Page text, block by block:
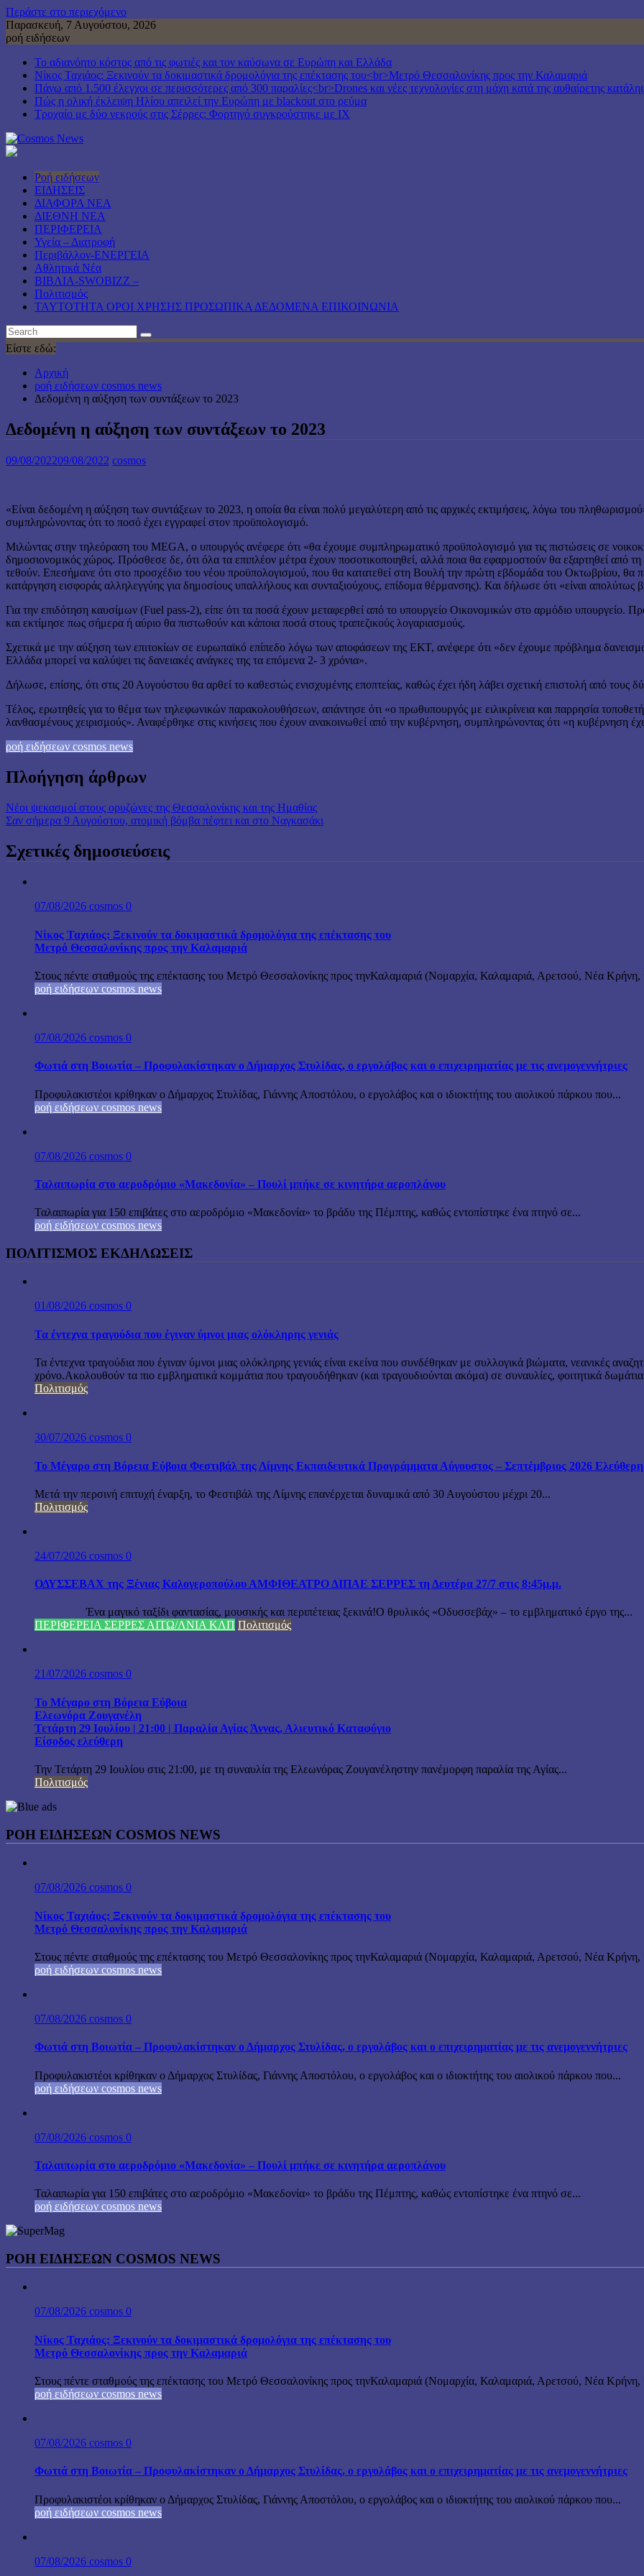
Περάστε στο περιεχόμενο
Παρασκευή, 7 Αυγούστου, 2026
ροή ειδήσεων
Το αδιανόητο κόστος από τις φωτιές και τον καύσωνα σε Ευρώπη και Ελλάδα
Νίκος Ταχιάος: Ξεκινούν τα δοκιμαστικά δρομολόγια της επέκτασης του<br>Μετρό Θεσσαλονίκης προς την Καλαμαριά
Πάνω από 1.500 έλεγχοι σε περισσότερες από 300 παραλίες<br>Drones και νέες τεχνολογίες στη μάχη κατά της αυθαίρετης
Πώς η ολική έκλειψη Ηλίου απειλεί την Ευρώπη με blackout στο ρεύμα
Τροχαίο με δύο νεκρούς στις Σέρρες: Φορτηγό συγκρούστηκε με ΙΧ
Ροή ειδήσεων
ΕΙΔΗΣΕΙΣ
ΔΙΑΦΟΡΑ ΝΕΑ
ΔΙΕΘΝΗ ΝΕΑ
ΠΕΡΙΦΕΡΕΙΑ
Υγεία – Διατροφή
Περιβάλλον-ΕΝΕΡΓΕΙΑ
Αθλητικά Νέα
ΒΙΒΛΙΑ-SWOBIZZ –
Πολιτισμός
TAYTOTHTA ΟΡΟΙ ΧΡΗΣΗΣ ΠΡΟΣΩΠΙΚΑ ΔΕΔΟΜΕΝΑ ΕΠΙΚΟΙΝΩΝΙΑ
Είστε εδώ:
Αρχική
ροή ειδήσεων cosmos news
Δεδομένη η αύξηση των συντάξεων το 2023
Δεδομένη η αύξηση των συντάξεων το 2023
09/08/202209/08/2022 cosmos
«Είναι δεδομένη η αύξηση των συντάξεων το 2023, η οποία θα είναι πολύ μεγαλύτερη από τις αρχικές εκτιμήσεις, λόγω του
συμπληρώνοντας ότι το ποσό έχει εγγραφεί στον προϋπολογισμό.
Μιλώντας στην τηλεόραση του MEGA, ο υπουργός ανέφερε ότι «θα έχουμε συμπληρωματικό προϋπολογισμό για τις πιστώσεις σε
δημοσιονομικός χώρος. Πρόσθεσε δε, ότι όλα τα επιπλέον μέτρα έχουν ποσοτικοποιηθεί, αλλά ποια θα εφαρμοστούν θα εξαρτηθεί από
τεθούν. Επεσήμανε ότι στο προσχέδιο του νέου προϋπολογισμού, που θα κατατεθεί στη Βουλή την πρώτη εβδομάδα του Οκτωβρίου, θα
κατάργηση εισφοράς αλληλεγγύης για δημοσίους υπαλλήλους και συνταξιούχους, επίδομα θέρμανσης). Και δήλωσε ότι «είναι απολύτως
Για την επιδότηση καυσίμων (Fuel pass-2), είπε ότι τα ποσά έχουν μεταφερθεί από το υπουργείο Οικονομικών στο αρμόδιο υπουργείο.
και εκτίμησε πως σήμερα ή αύριο θα πιστωθούν και κάποια ποσά στους τραπεζικούς λογαριασμούς.
Σχετικά με την αύξηση των επιτοκίων σε ευρωπαϊκό επίπεδο λόγω των αποφάσεων της ΕΚΤ, ανέφερε ότι «δεν έχουμε πρόβλημα
Ελλάδα μπορεί να καλύψει τις δανειακές ανάγκες της τα επόμενα 2- 3 χρόνια».
Δήλωσε, επίσης, ότι στις 20 Αυγούστου θα αρθεί το καθεστώς ενισχυμένης εποπτείας, καθώς έχει ήδη λάβει σχετική επιστολή από τους
Τέλος, ερωτηθείς για το θέμα των τηλεφωνικών παρακολουθήσεων, απάντησε ότι «ο πρωθυπουργός με ειλικρίνεια και παρρησία
λανθασμένους χειρισμούς». Αναφέρθηκε στις κινήσεις που έχουν ανακοινωθεί από την κυβέρνηση, συμπληρώνοντας ότι «η κυβέρνηση
ροή ειδήσεων cosmos news
Πλοήγηση άρθρων
Νέοι ψεκασμοί στους ορυζώνες της Θεσσαλονίκης και της Ημαθίας
Σαν σήμερα 9 Αυγούστου, ατομική βόμβα πέφτει και στο Ναγκασάκι
Σχετικές δημοσιεύσεις
07/08/2026 cosmos 0
Νίκος Ταχιάος: Ξεκινούν τα δοκιμαστικά δρομολόγια της επέκτασης του
Μετρό Θεσσαλονίκης προς την Καλαμαριά
Στους πέντε σταθμούς της επέκτασης του Μετρό Θεσσαλονίκης προς τηνΚαλαμαριά (Νομαρχία, Καλαμαριά, Αρετσού, Νέα Κρήνη,
ροή ειδήσεων cosmos news
07/08/2026 cosmos 0
Φωτιά στη Βοιωτία – Προφυλακίστηκαν ο Δήμαρχος Στυλίδας, ο εργολάβος και ο επιχειρηματίας με τις ανεμογεννήτριες
Προφυλακιστέοι κρίθηκαν ο Δήμαρχος Στυλίδας, Γιάννης Αποστόλου, ο εργολάβος και ο ιδιοκτήτης του αιολικού πάρκου που...
ροή ειδήσεων cosmos news
07/08/2026 cosmos 0
Ταλαιπωρία στο αεροδρόμιο «Μακεδονία» – Πουλί μπήκε σε κινητήρα αεροπλάνου
Ταλαιπωρία για 150 επιβάτες στο αεροδρόμιο «Μακεδονία» το βράδυ της Πέμπτης, καθώς εντοπίστηκε ένα πτηνό σε...
ροή ειδήσεων cosmos news
ΠΟΛΙΤΙΣΜΟΣ ΕΚΔΗΛΩΣΕΙΣ
01/08/2026 cosmos 0
Τα έντεχνα τραγούδια που έγιναν ύμνοι μιας ολόκληρης γενιάς
Τα έντεχνα τραγούδια που έγιναν ύμνοι μιας ολόκληρης γενιάς είναι εκείνα που συνδέθηκαν με συλλογικά βιώματα, νεανικές
χρόνο.Ακολουθούν τα πιο εμβληματικά κομμάτια που τραγουδήθηκαν (και τραγουδιούνται ακόμα) σε συναυλίες, φοιτητικά δωμάτια
Πολιτισμός
30/07/2026 cosmos 0
Το Μέγαρο στη Βόρεια Εύβοια Φεστιβάλ της Λίμνης Εκπαιδευτικά Προγράμματα Αύγουστος – Σεπτέμβριος 2026 Ελεύθερη
Μετά την περσινή επιτυχή έναρξη, το Φεστιβάλ της Λίμνης επανέρχεται δυναμικά από 30 Αυγούστου μέχρι 20...
Πολιτισμός
24/07/2026 cosmos 0
ΟΔΥΣΣΕΒΑΧ της Ξένιας Καλογεροπούλου ΑΜΦΙΘΕΑΤΡΟ ΔΙΠΑΕ ΣΕΡΡΕΣ τη Δευτέρα 27/7 στις 8:45μ.μ.
Ένα μαγικό ταξίδι φαντασίας, μουσικής και περιπέτειας ξεκινά!Ο θρυλικός «Οδυσσεβάχ» – το εμβληματικό έργο της...
ΠΕΡΙΦΕΡΕΙΑ ΣΕΡΡΕΣ ΑΙΤΩ/ΛΝΙΑ ΚΛΠ Πολιτισμός
21/07/2026 cosmos 0
Το Μέγαρο στη Βόρεια Εύβοια
Ελεωνόρα Ζουγανέλη
Τετάρτη 29 Ιουλίου | 21:00 | Παραλία Αγίας Άννας, Αλιευτικό Καταφύγιο
Είσοδος ελεύθερη
Την Τετάρτη 29 Ιουλίου στις 21:00, με τη συναυλία της Ελεωνόρας Ζουγανέληστην πανέμορφη παραλία της Αγίας...
Πολιτισμός
ΡΟΗ ΕΙΔΗΣΕΩΝ COSMOS NEWS
07/08/2026 cosmos 0
Νίκος Ταχιάος: Ξεκινούν τα δοκιμαστικά δρομολόγια της επέκτασης του
Μετρό Θεσσαλονίκης προς την Καλαμαριά
Στους πέντε σταθμούς της επέκτασης του Μετρό Θεσσαλονίκης προς τηνΚαλαμαριά (Νομαρχία, Καλαμαριά, Αρετσού, Νέα Κρήνη,
ροή ειδήσεων cosmos news
07/08/2026 cosmos 0
Φωτιά στη Βοιωτία – Προφυλακίστηκαν ο Δήμαρχος Στυλίδας, ο εργολάβος και ο επιχειρηματίας με τις ανεμογεννήτριες
Προφυλακιστέοι κρίθηκαν ο Δήμαρχος Στυλίδας, Γιάννης Αποστόλου, ο εργολάβος και ο ιδιοκτήτης του αιολικού πάρκου που...
ροή ειδήσεων cosmos news
07/08/2026 cosmos 0
Ταλαιπωρία στο αεροδρόμιο «Μακεδονία» – Πουλί μπήκε σε κινητήρα αεροπλάνου
Ταλαιπωρία για 150 επιβάτες στο αεροδρόμιο «Μακεδονία» το βράδυ της Πέμπτης, καθώς εντοπίστηκε ένα πτηνό σε...
ροή ειδήσεων cosmos news
ΡΟΉ ΕΙΔΉΣΕΩΝ COSMOS NEWS
07/08/2026 cosmos 0
Νίκος Ταχιάος: Ξεκινούν τα δοκιμαστικά δρομολόγια της επέκτασης του
Μετρό Θεσσαλονίκης προς την Καλαμαριά
Στους πέντε σταθμούς της επέκτασης του Μετρό Θεσσαλονίκης προς τηνΚαλαμαριά (Νομαρχία, Καλαμαριά, Αρετσού, Νέα Κρήνη,
ροή ειδήσεων cosmos news
07/08/2026 cosmos 0
Φωτιά στη Βοιωτία – Προφυλακίστηκαν ο Δήμαρχος Στυλίδας, ο εργολάβος και ο επιχειρηματίας με τις ανεμογεννήτριες
Προφυλακιστέοι κρίθηκαν ο Δήμαρχος Στυλίδας, Γιάννης Αποστόλου, ο εργολάβος και ο ιδιοκτήτης του αιολικού πάρκου που...
ροή ειδήσεων cosmos news
07/08/2026 cosmos 0